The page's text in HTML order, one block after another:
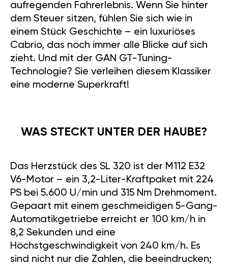
aufregenden Fahrerlebnis. Wenn Sie hinter
dem Steuer sitzen, fühlen Sie sich wie in
einem Stück Geschichte – ein luxuriöses
Cabrio, das noch immer alle Blicke auf sich
zieht. Und mit der GAN GT-Tuning-
Technologie? Sie verleihen diesem Klassiker
eine moderne Superkraft!
WAS STECKT UNTER DER HAUBE?
Das Herzstück des SL 320 ist der M112 E32
V6-Motor – ein 3,2-Liter-Kraftpaket mit 224
PS bei 5.600 U/min und 315 Nm Drehmoment.
Gepaart mit einem geschmeidigen 5-Gang-
Automatikgetriebe erreicht er 100 km/h in
8,2 Sekunden und eine
Höchstgeschwindigkeit von 240 km/h. Es
sind nicht nur die Zahlen, die beeindrucken;